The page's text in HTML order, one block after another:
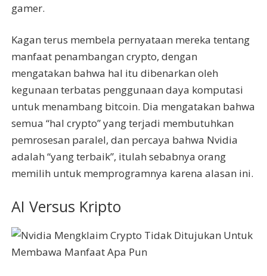
gamer.
Kagan terus membela pernyataan mereka tentang
manfaat penambangan crypto, dengan
mengatakan bahwa hal itu dibenarkan oleh
kegunaan terbatas penggunaan daya komputasi
untuk menambang bitcoin. Dia mengatakan bahwa
semua “hal crypto” yang terjadi membutuhkan
pemrosesan paralel, dan percaya bahwa Nvidia
adalah “yang terbaik”, itulah sebabnya orang
memilih untuk memprogramnya karena alasan ini.
AI Versus Kripto